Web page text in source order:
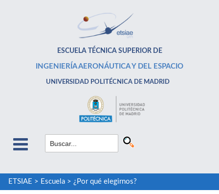
ESCUELA TÉCNICA SUPERIOR DE
INGENIERÍA AERONÁUTICA Y DEL ESPACIO
UNIVERSIDAD POLITÉCNICA DE MADRID
ETSIAE > Escuela> ¿Por qué elegirnos?